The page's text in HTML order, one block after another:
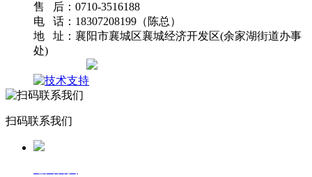
售 后：0710-3516188
电 话：18307208199（陈总）
地 址：襄阳市襄城区襄城经济开发区(余家湖街道办事
处)
扫码联系我们